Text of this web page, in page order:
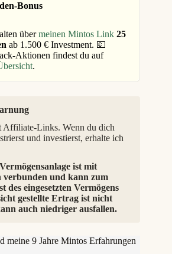
Bonus
übermeinen Mintos Link 25
ab 1.500 € Investment. 💶
Aktionen findest du auf
.
Affiliate-Links. Wenn du dich
und investierst, erhalte ich
ist mit
verbunden und kann zum
des eingesetzten Vermögens
gestellte Ertrag ist nicht
auch niedriger ausfallen.
meine 9 Jahre Mintos Erfahrungen